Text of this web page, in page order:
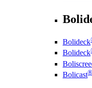
Bolideck
Bolideck
Bolicast®